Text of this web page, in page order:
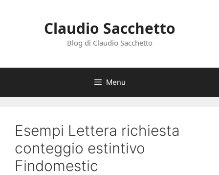
Claudio Sacchetto
Blog di Claudio Sacchetto
Menu
Esempi Lettera richiesta
conteggio estintivo
Findomestic